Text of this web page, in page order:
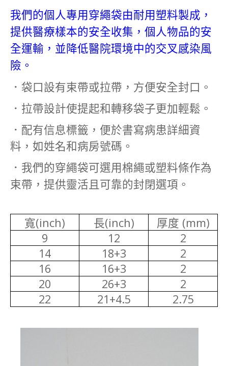
我們的個人專用穿繩袋由耐用塑料製成，
提供醫療樣本的安全收集，個人物品的安
全運輸，並降低醫院環境中的交叉感染風
險。
．袋口設有束帶或拉帶，方便安全封口。
．拉帶設計使提起和轉移袋子更加輕鬆。
．配有信息標籤，便於書寫病患詳細資
料，如姓名和病房號碼。
．我們的穿繩袋可選用棉繩或塑料條作為
束帶，提供靈活且可靠的封閉選項。
寬(inch) 長(inch) 厚度 (mm)
9
12
2
14
18+3
2
16
16+3
2
20
26+3
2
22
21+4.5 2.75